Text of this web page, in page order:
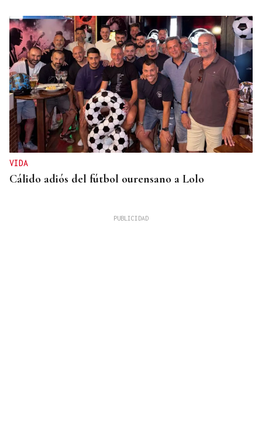
VIDA
Cálido adiós del fútbol ourensano a Lolo